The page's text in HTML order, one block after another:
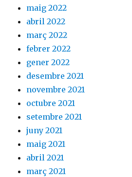
maig 2022
abril 2022
març 2022
febrer 2022
gener 2022
desembre 2021
novembre 2021
octubre 2021
setembre 2021
juny 2021
maig 2021
abril 2021
març 2021